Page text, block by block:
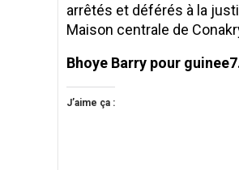
arrêtés et déférés à la
Maison centrale de
Bhoye Barry pour
J’aime ça :